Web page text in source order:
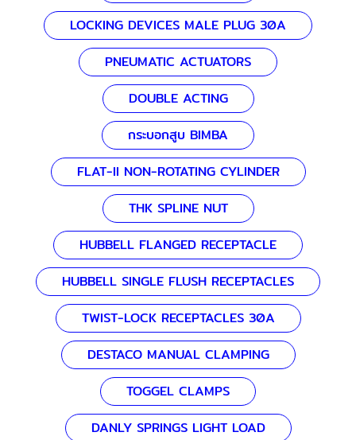
LOCKING DEVICES MALE PLUG 30A
PNEUMATIC ACTUATORS
DOUBLE ACTING
กระบอกสูบ BIMBA
FLAT-II NON-ROTATING CYLINDER
THK SPLINE NUT
HUBBELL FLANGED RECEPTACLE
HUBBELL SINGLE FLUSH RECEPTACLES
TWIST-LOCK RECEPTACLES 30A
DESTACO MANUAL CLAMPING
TOGGEL CLAMPS
DANLY SPRINGS LIGHT LOAD